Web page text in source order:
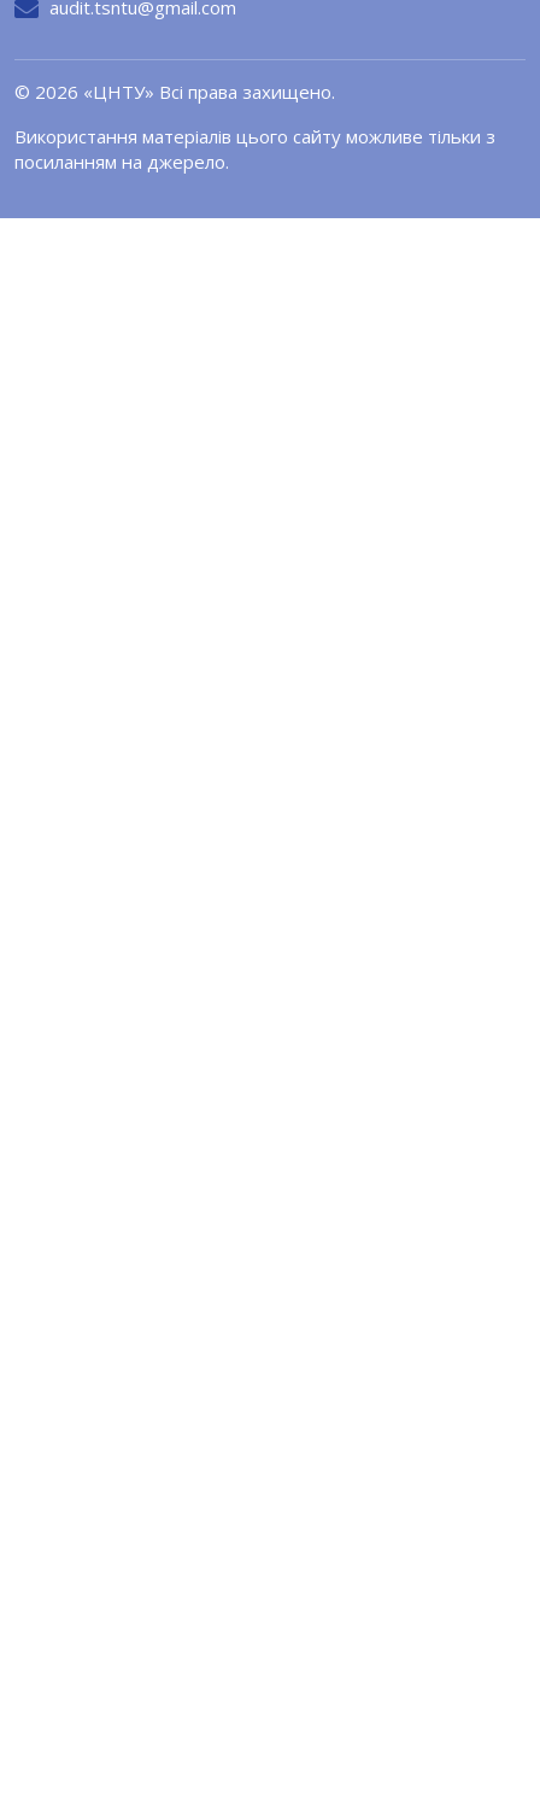
audit.tsntu@gmail.com
© 2026 «ЦНТУ» Всі права захищено.
Використання матеріалів цього сайту можливе тільки з
посиланням на джерело.